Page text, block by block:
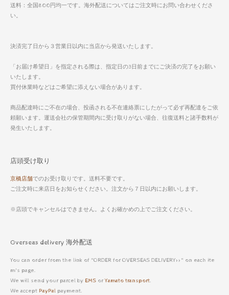
送料：全国800円均一です。海外配送についてはご注文時にお問い合わせくださ
い。
決済完了日から３営業日以内に当店から発送いたします。
「お届け希望日」を指定される際は、指定日の3日前までにご決済の完了をお願い
いたします。
買付休業時などはご希望に添えない場合があります。
商品配達時にご不在の場合、投函される不在連絡票にしたがって必ず再配達をご依
頼願います。運送会社の保管期間内に受け取りがない場合、往復送料と諸手数料が
発生いたします。
店頭受け取り
京橋店舗でのお受け取りです。送料不要です。
ご注文時に来店日をお知らせください。注文から７日以内にお願いします。
※店頭でキャンセルはできません。よくお確かめの上でご注文ください。
Overseas delivery 海外配送
You can order from the link of "ORDER for OVERSEAS DELIVERY>>" on each ite
m's page.
We will send your parcel by EMS orYamato transport.
We accept PayPal payment.